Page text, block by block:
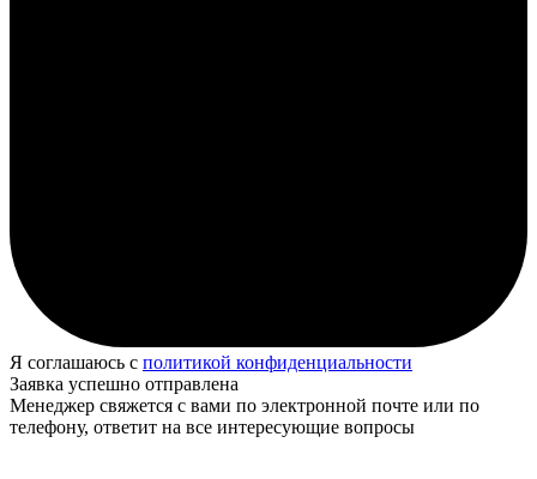
Я соглашаюсь с политикой конфиденциальности
Заявка успешно отправлена
Менеджер свяжется с вами по электронной почте или по
телефону, ответит на все интересующие вопросы